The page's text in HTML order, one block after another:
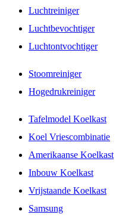
Luchtreiniger
Luchtbevochtiger
Luchtontvochtiger
Stoomreiniger
Hogedrukreiniger
Tafelmodel Koelkast
Koel Vriescombinatie
Amerikaanse Koelkast
Inbouw Koelkast
Vrijstaande Koelkast
Samsung